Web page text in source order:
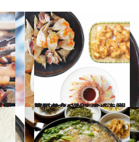
2023.4.9
韓国ラバーがすすめる 間違いのないひと皿【海鮮篇】 カンジャンケジャンなど必食4選！
グルメ